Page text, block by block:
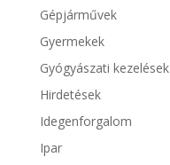
Gépjárművek
Gyermekek
Gyógyászati kezelések
Hirdetések
Idegenforgalom
Ipar